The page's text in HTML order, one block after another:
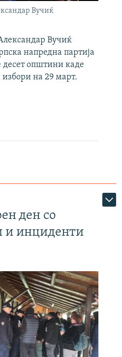
Вучиќ
Вучиќ
напредна партија
десет општини каде
на 29 март.
ден со
и инциденти